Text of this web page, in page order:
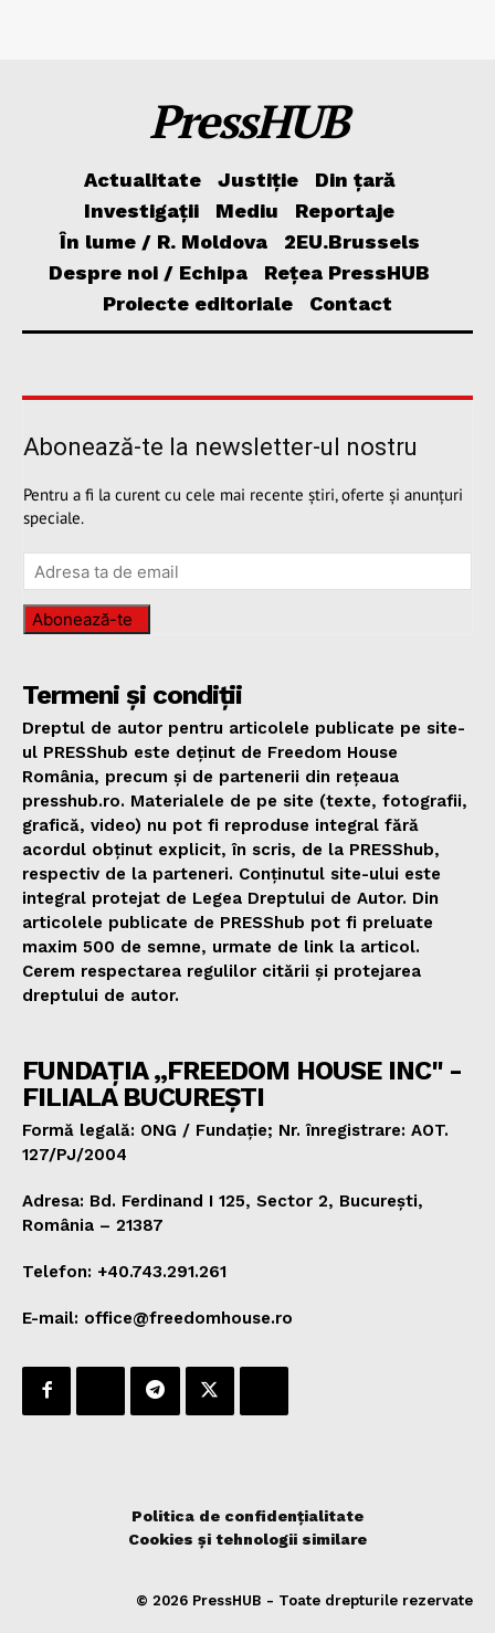
PressHUB
Actualitate Justiție
Din țară
Investigații
Mediu
Reportaje
În lume / R. Moldova
2EU.Brussels
Despre noi / Echipa
Rețea PressHUB
Proiecte editoriale
Contact
Abonează-te la newsletter-ul nostru
Pentru a fi la curent cu cele mai recente știri, oferte și anunțuri
speciale.
Abonează-te
Termeni și condiții
Dreptul de autor pentru articolele publicate pe site-
ul PRESShub este deținut de Freedom House
România, precum și de partenerii din rețeaua
presshub.ro. Materialele de pe site (texte, fotografii,
grafică, video) nu pot fi reproduse integral fără
acordul obținut explicit, în scris, de la PRESShub,
respectiv de la parteneri. Conținutul site-ului este
integral protejat de Legea Dreptului de Autor. Din
articolele publicate de PRESShub pot fi preluate
maxim 500 de semne, urmate de link la articol.
Cerem respectarea regulilor citării și protejarea
dreptului de autor.
FUNDAȚIA „FREEDOM HOUSE INC" -
FILIALA BUCUREȘTI
Formă legală: ONG / Fundație; Nr. înregistrare: AOT.
127/PJ/2004
Adresa: Bd. Ferdinand I 125, Sector 2, București,
România – 21387
Telefon: +40.743.291.261
E-mail: office@freedomhouse.ro
Politica de confidențialitate
Cookies și tehnologii similare
© 2026 PressHUB - Toate drepturile rezervate